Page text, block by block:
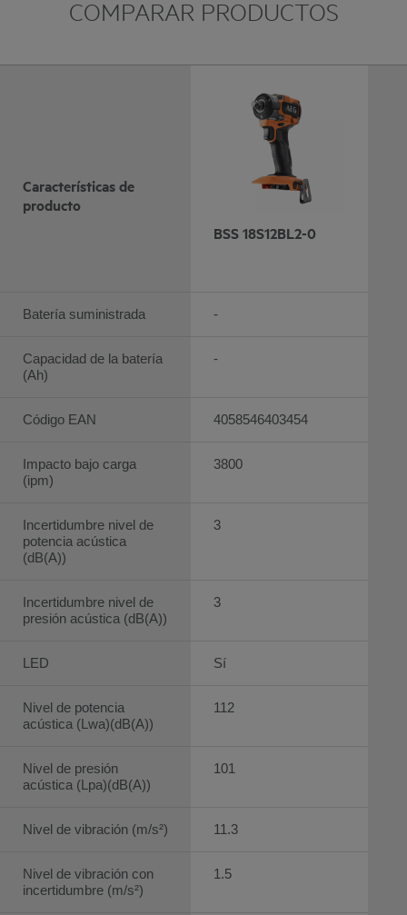
COMPARAR PRODUCTOS
Características de
producto
Batería suministrada
Capacidad de la batería
(Ah)
Código EAN
Impacto bajo carga
(ipm)
Incertidumbre nivel de
potencia acústica
(dB(A))
Incertidumbre nivel de
presión acústica (dB(A))
LED
Nivel de potencia
acústica (Lwa)(dB(A))
Nivel de presión
acústica (Lpa)(dB(A))
Nivel de vibración (m/s²)
Nivel de vibración con
incertidumbre (m/s²)
BSS 18S12BL2-0
-
-
4058546403454
3800
3
3
Sí
112
101
11.3
1.5